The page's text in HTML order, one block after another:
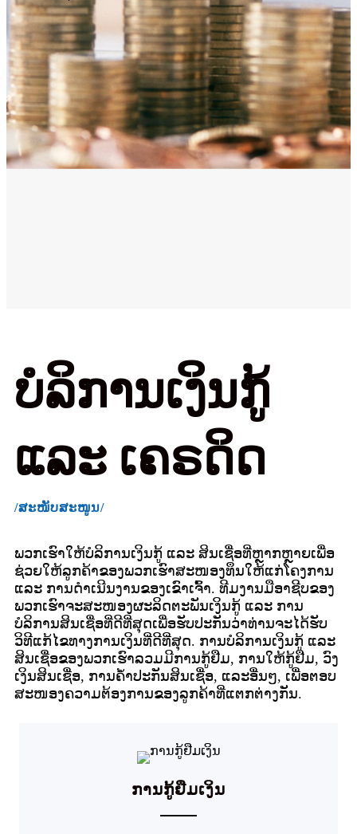
ບໍລິການເງິນກູ້
ແລະ ເຄຣດິດ
/ສະໜັບສະໜູນ/
ພວກເຮົາໃຫ້ບໍລິການເງິນກູ້ ແລະ ສິນເຊື່ອທີ່ຫຼາກຫຼາຍເພື່ອ
ຊ່ວຍໃຫ້ລູກຄ້າຂອງພວກເຮົາສະໜອງທຶນໃຫ້ແກ່ໂຄງການ
ແລະ ການດຳເນີນງານຂອງເຂົາເຈົ້າ. ທີມງານມືອາຊີບຂອງ
ພວກເຮົາຈະສະໜອງຜະລິດຕະພັນເງິນກູ້ ແລະ ການ
ບໍລິການສິນເຊື່ອທີ່ດີທີ່ສຸດເພື່ອຮັບປະກັນວ່າທ່ານຈະໄດ້ຮັບ
ວິທີແກ້ໄຂທາງການເງິນທີ່ດີທີ່ສຸດ. ການບໍລິການເງິນກູ້ ແລະ
ສິນເຊື່ອຂອງພວກເຮົາລວມມີການກູ້ຢືມ, ການໃຫ້ກູ້ຢືມ, ວົງ
ເງິນສິນເຊື່ອ, ການຄ້ຳປະກັນສິນເຊື່ອ, ແລະອື່ນໆ, ເພື່ອຕອບ
ສະໜອງຄວາມຕ້ອງການຂອງລູກຄ້າທີ່ແຕກຕ່າງກັນ.
ການກູ້ຢືມເງິນ